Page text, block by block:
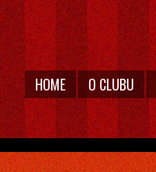
HOME O CLUBU